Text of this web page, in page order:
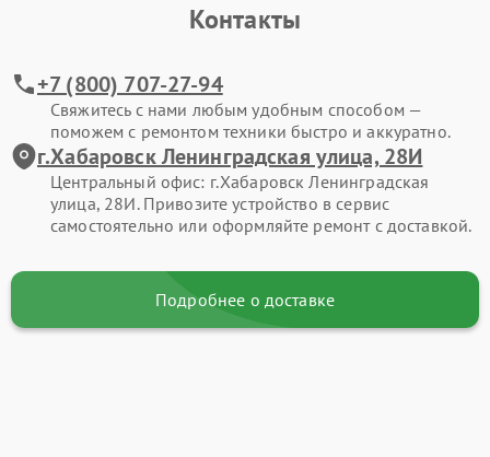
Контакты
+7 (800) 707-27-94
Свяжитесь с нами любым удобным способом —
поможем с ремонтом техники быстро и аккуратно.
г.Хабаровск Ленинградская улица, 28И
Центральный офис: г.Хабаровск Ленинградская
улица, 28И. Привозите устройство в сервис
самостоятельно или оформляйте ремонт с доставкой.
Подробнее о доставке